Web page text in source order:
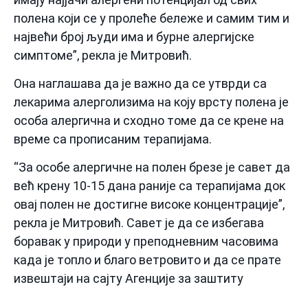
полена који се у пролеће бележе и самим тим и
највећи број људи има и бурне алергијске
симптоме”, рекла је Митровић.
Она наглашава да је важно да се утврди са
лекарима алерголизима на коју врсту полена је
особа алергична и сходно томе да се крене на
време са прописаним терапијама.
“За особе алергичне на полен брезе је савет да
већ крену 10-15 дана раније са терапијама док
овај полен не достигне високе концентрације”,
рекла је Митровић. Савет је да се избегава
боравак у природи у преподневним часовима
када је топло и благо ветровито и да се прате
извештаји на сајту Агенције за заштиту